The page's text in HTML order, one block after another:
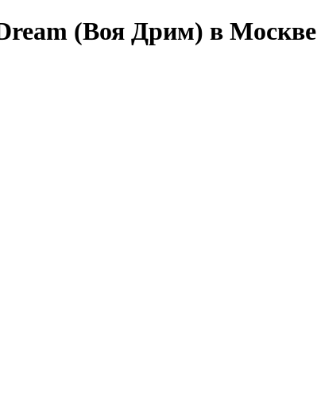
(Воя Дрим) в Москве